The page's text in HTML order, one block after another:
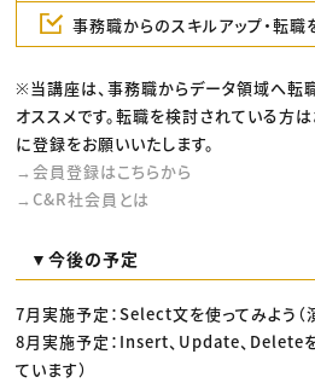
事務職からのスキルアップ・転職
※当講座は、事務職からデータ領域へ転
オススメです。転職を検討されている方
に登録をお願いいたします。
→会員登録はこちらから
→C&R社会員とは
▼今後の予定
7月実施予定：Select文を使ってみよう（
8月実施予定：Insert、Update、Delete
ています）